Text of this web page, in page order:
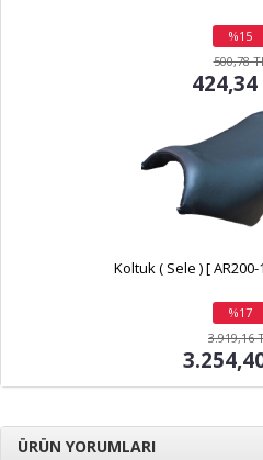
%15
indirim
500,78
424,34
Koltuk ( Sele ) [ AR200-
%17
indirim
3.919,16
ÜRÜN YORUMLARI